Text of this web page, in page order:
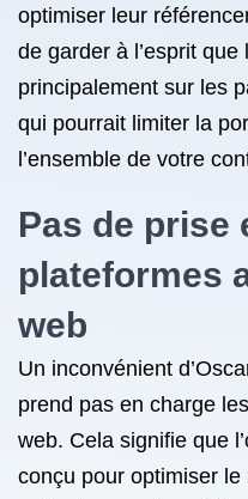
optimiser leur
de garder à l’esprit que
principalement sur les
qui pourrait limiter la
l’ensemble de votre
Pas de prise
plateformes
web
Un inconvénient
prend pas en charge
web. Cela signifie que
conçu pour optimiser le